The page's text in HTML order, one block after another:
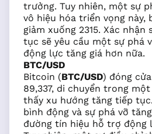
trưởng. Tuy nhiên, một sự
vô hiệu hóa triển vọng này,
giảm xuống 2315. Xác
tục sẽ yêu cầu một sự phá
động lực tăng giá hơn nữa.
BTC/USD
Bitcoin (BTC/USD) đóng
89,337, di chuyển trong
thấy xu hướng tăng tiếp
bình động và sự phá vỡ
đường tín hiệu hỗ trợ động